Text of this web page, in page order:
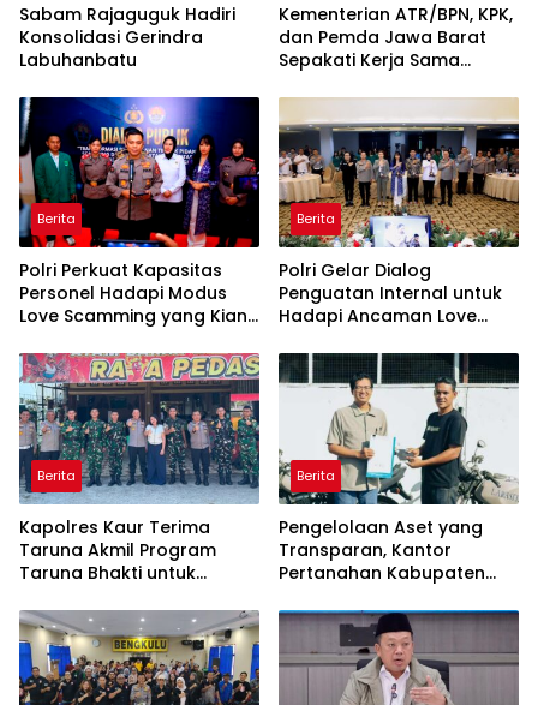
Sabam Rajaguguk Hadiri
Konsolidasi Gerindra
Labuhanbatu
Kementerian ATR/BPN, KPK,
dan Pemda Jawa Barat
Sepakati Kerja Sama
Korupsi serta Penguatan
Ekonomi Daerah
Berita
Polri Perkuat Kapasitas
Personel Hadapi Modus
Love Scamming yang Kian
Berita
Polri Gelar Dialog
Penguatan Internal untuk
Hadapi Ancaman Love
Berita
Kapolres Kaur Terima
Taruna Akmil Program
Taruna Bhakti untuk
Rakyat Kabupaten Kaur
Berita
Pengelolaan Aset yang
Transparan, Kantor
Pertanahan Kabupaten
kepada Pemenang Lelang